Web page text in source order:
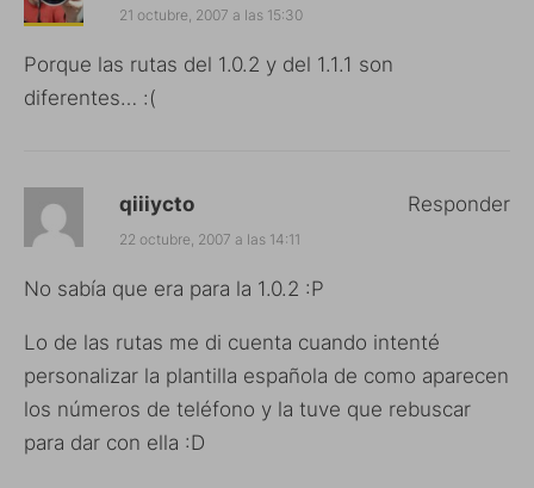
21 octubre, 2007 a las 15:30
Porque las rutas del 1.0.2 y del 1.1.1 son
diferentes… :(
qiiiycto
22 octubre, 2007 a las 14:11
No sabía que era para la 1.0.2 :P
Lo de las rutas me di cuenta cuando intenté
personalizar la plantilla española de como aparecen
los números de teléfono y la tuve que rebuscar
para dar con ella :D
Responder